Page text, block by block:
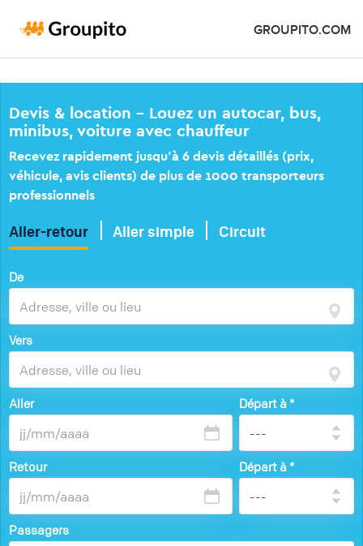
GROUPITO.COM
Devis & location – Louez un autocar, bus,
minibus, voiture avec chauffeur
Recevez rapidement jusqu’à 6 devis détaillés (prix,
véhicule, avis clients) de plus de 1000 transporteurs
professionnels
Aller-retour Aller simple Circuit
De
Vers
Aller Départ à *
Retour Départ à *
Passagers